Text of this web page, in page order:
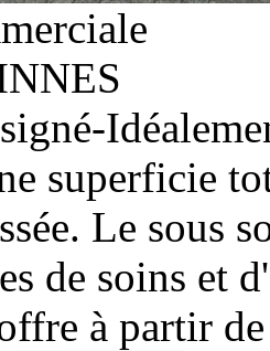
superficie
Le sous
de soins et
à partir